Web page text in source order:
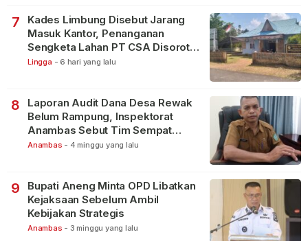
7
Kades Limbung Disebut Jarang
Masuk Kantor, Penanganan
Sengketa Lahan PT CSA Disorot
Warga
Lingga - 6 hari yang lalu
8
Laporan Audit Dana Desa Rewak
Belum Rampung, Inspektorat
Anambas Sebut Tim Sempat
Terbagi Tangani Kasus Lain
Anambas - 4 minggu yang lalu
9
Bupati Aneng Minta OPD Libatkan
Kejaksaan Sebelum Ambil
Kebijakan Strategis
Anambas - 3 minggu yang lalu